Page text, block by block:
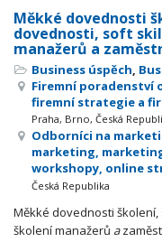
Měkké dovednosti
dovednosti, soft
manažerů a
Business úspěch,
Firemní poradenství
firemní strategie a
Praha, Brno, Česká
Odborníci na
marketing,
workshopy, online
Česká Republika
Měkké dovednosti
školení manažerů a